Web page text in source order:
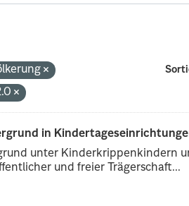
in
unter Kinderkrippenkindern
und freier Trägerschaft...